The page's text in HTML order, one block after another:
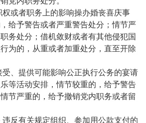
权或者职务上的影响操办婚丧喜庆事
给予警告或者严重警告处分；情节严
务处分；借机敛财或者有其他侵犯国
为的，从重或者加重处分，直至开除
受、提供可能影响公正执行公务的宴请
等活动安排，情节较重的，给予警告
节严重的，给予撤销党内职务或者留
违反有关规定组织、参加用公款支付的